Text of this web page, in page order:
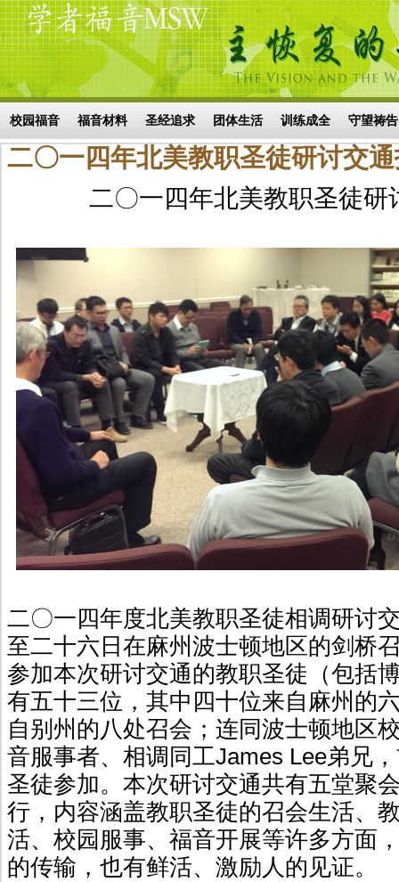
Skip to main content
搜索表单
校园福音 福音材料 圣经追求 团体生活 训练成全 守望祷告
二〇一四年北美教职圣徒研讨交
二〇一四年北美教职圣徒研
二〇一四年度北美教职圣徒相调研讨
至二十六日在麻州波士顿地区的剑桥
参加本次研讨交通的教职圣徒（包括
有五十三位，其中四十位来自麻州的
自别州的八处召会；连同波士顿地区
音服事者、相调同工James Lee弟兄
圣徒参加。本次研讨交通共有五堂聚
行，内容涵盖教职圣徒的召会生活、
活、校园服事、福音开展等许多方面
的传输，也有鲜活、激励人的见证。